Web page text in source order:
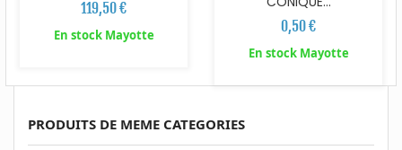
119,50 €
En stock Mayotte
0,50 €
En stock Mayotte
PRODUITS DE MEME CATEGORIES